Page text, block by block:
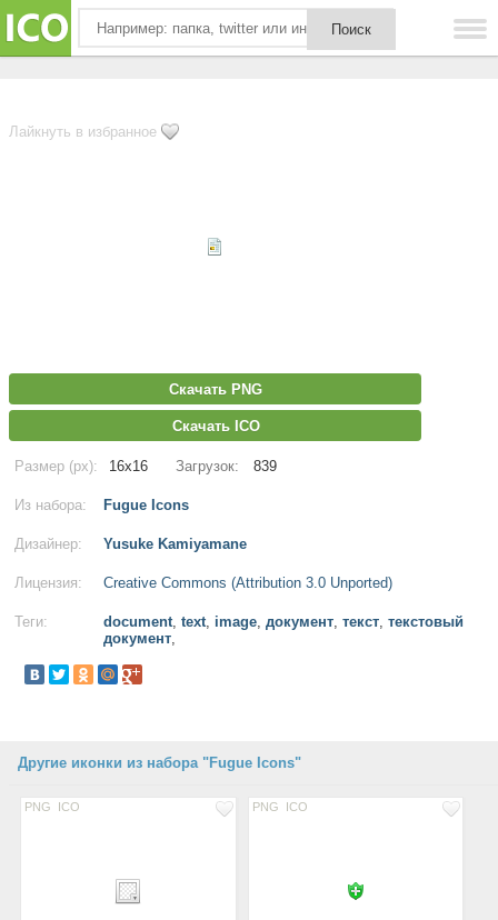
Лайкнуть в избранное
Скачать PNG
Скачать ICO
Размер (px): 16x16 Загрузок: 839
Из набора: Fugue Icons
Дизайнер: Yusuke Kamiyamane
Лицензия: Creative Commons (Attribution 3.0 Unported)
Теги: document, text, image, документ, текст, текстовый
документ,
Другие иконки из набора "Fugue Icons"
PNG ICO PNG ICO